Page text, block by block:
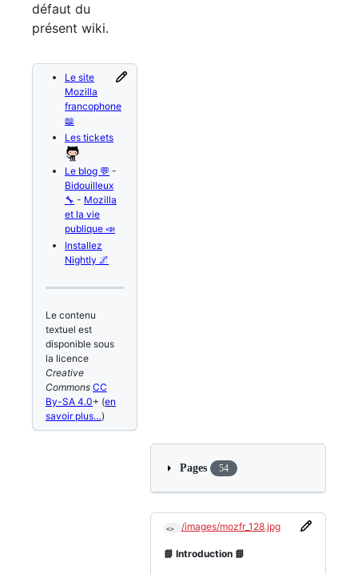
défaut du
présent wiki.
Le site
Mozilla
francophone
📖
Les tickets
Le blog 💬 -
Bidouilleux
🔧 - Mozilla
et la vie
publique 📣
Installez
Nightly 🌌
Le contenu
textuel est
disponible sous
la licence
Creative
Commons CC
By-SA 4.0+ (en
savoir plus…)
Pages 54
<> /images/mozfr_128.jpg
📘 Introduction 📘